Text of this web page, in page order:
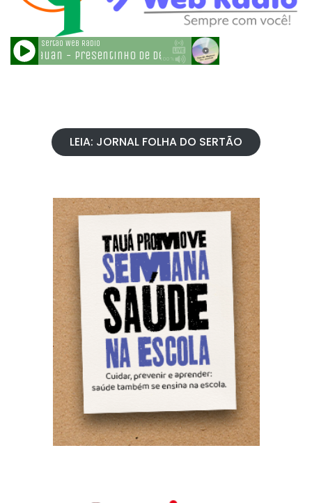
LEIA: JORNAL FOLHA DO SERTÃO